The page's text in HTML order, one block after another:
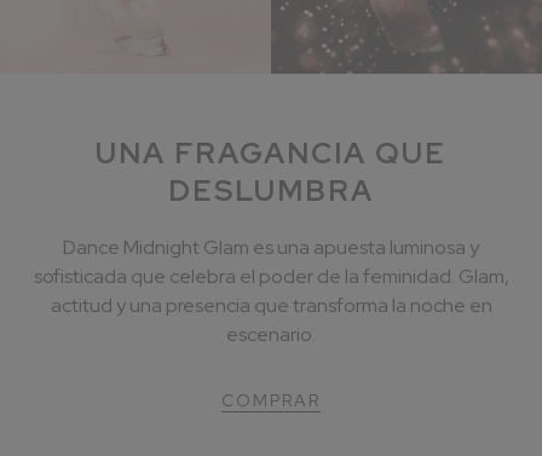
UNA FRAGANCIA QUE
DESLUMBRA
Dance Midnight Glam es una apuesta luminosa y
sofisticada que celebra el poder de la feminidad. Glam,
actitud y una presencia que transforma la noche en
escenario.
COMPRAR